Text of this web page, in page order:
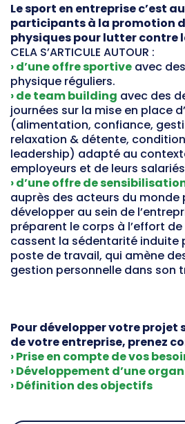
Boite à outils
Mon club près de chez moi
Responsabilité Sociétale
Calcul coût de l'emploi
Ressources pédagogiques
Bourses aux bénévoles
Fiches Conseils
ACTUALITÉS
Offre d'emploi
Financement
Institutions
Haut Niveau
Divers
Educ'sport
CONTACT
Le sport en entreprise c’est
participants à la promotion
physiques pour lutter contre
CELA S’ARTICULE AUTOUR :
› d’une offre sportive avec
physique réguliers.
› de team building avec des
journées sur la mise en place
(alimentation, confiance,
relaxation & détente,
leadership) adapté au
employeurs et de leurs
› d’une offre de
auprès des acteurs du monde
développer au sein de
préparent le corps à l’effort
cassent la sédentarité induite
poste de travail, qui amène
gestion personnelle dans son
Pour développer votre projet
de votre entreprise, prenez
› Prise en compte de vos
› Développement d’une
› Définition des objectifs